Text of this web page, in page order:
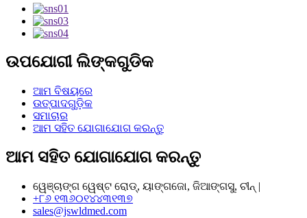
ଉପଯୋଗୀ ଲିଙ୍କଗୁଡିକ
ଆମ ବିଷୟରେ
ଉତ୍ପାଦଗୁଡ଼ିକ
ସମାଚାର
ଆମ ସହିତ ଯୋଗାଯୋଗ କରନ୍ତୁ
ଆମ ସହିତ ଯୋଗାଯୋଗ କରନ୍ତୁ
ୱେଞ୍ଚାଙ୍ଗ ୱେଷ୍ଟ ରୋଡ୍, ୟାଙ୍ଗଜୋ, ଜିଆଙ୍ଗସୁ, ଚୀନ୍ |
+୮୬ ୧୩୬୦୧୪୪୩୧୩୭
sales@jswldmed.com